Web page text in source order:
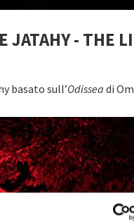
JATAHY - THE
basato sull’Odissea di